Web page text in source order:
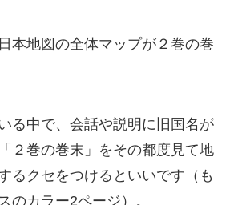
本地図の全体マップが２巻の巻
る中で、会話や説明に旧国名が
２巻の巻末」をその都度見て地
るクセをつけるといいです（も
のカラー2ページ）。